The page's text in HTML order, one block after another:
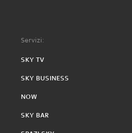
Servizi:
SKY TV
SKY BUSINESS
NOW
SKY BAR